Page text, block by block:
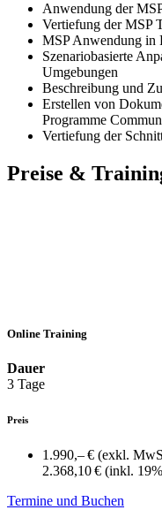
Anwendung der
Vertiefung der MSP
MSP Anwendung in
Szenariobasierte
Umgebungen
Beschreibung und
Erstellen von
Programme
Vertiefung der
Preise &
Online Training
Dauer
3 Tage
Preis
1.990,– € (exkl.
2.368,10 € (inkl.
Termine und Buchen